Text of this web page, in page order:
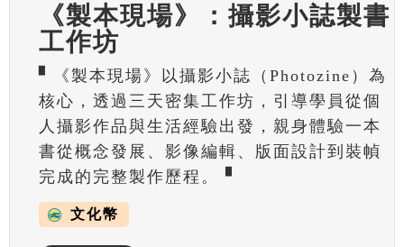
《製本現場》：攝影小誌製書
工作坊
▘《製本現場》以攝影小誌（Photozine）為
核心，透過三天密集工作坊，引導學員從個
人攝影作品與生活經驗出發，親身體驗一本
書從概念發展、影像編輯、版面設計到裝幀
完成的完整製作歷程。▝
文化幣